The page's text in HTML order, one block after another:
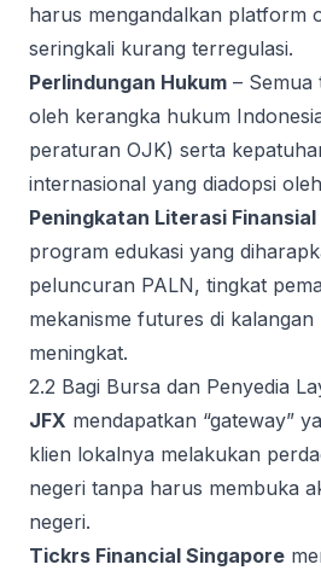
harus mengandalkan platform
seringkali kurang terregulasi.
Perlindungan Hukum – Semua
oleh kerangka hukum
peraturan OJK) serta
internasional yang diadopsi
Peningkatan Literasi Finansial
program edukasi yang
peluncuran PALN, tingkat
mekanisme futures di
meningkat.
2.2 Bagi Bursa dan Penyedia
JFX mendapatkan “gateway”
klien lokalnya melakukan
negeri tanpa harus membuka
negeri.
Tickrs Financial Singapore